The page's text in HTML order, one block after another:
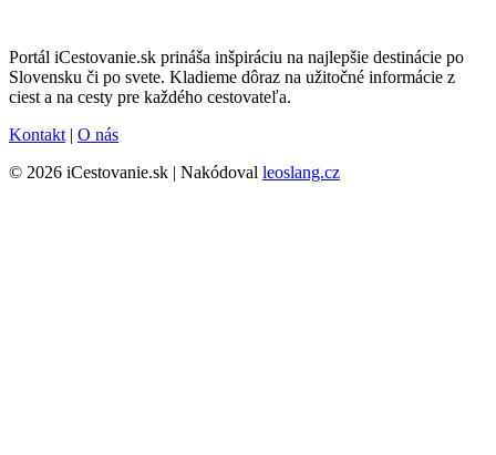
Portál iCestovanie.sk prináša inšpiráciu na najlepšie destinácie po
Slovensku či po svete. Kladieme dôraz na užitočné informácie z
ciest a na cesty pre každého cestovateľa.
Kontakt | O nás
© 2026 iCestovanie.sk | Nakódoval leoslang.cz